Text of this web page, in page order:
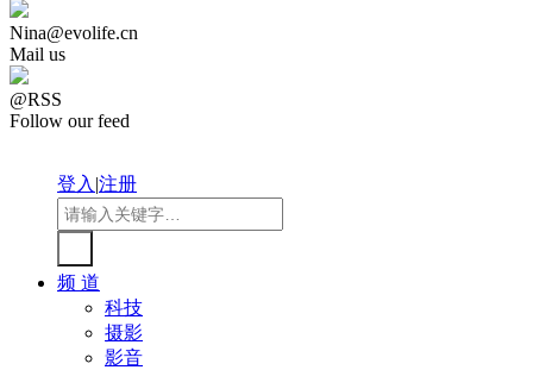
Nina@evolife.cn
Mail us
@RSS
Follow our feed
登入|注册
频 道
科技
摄影
影音